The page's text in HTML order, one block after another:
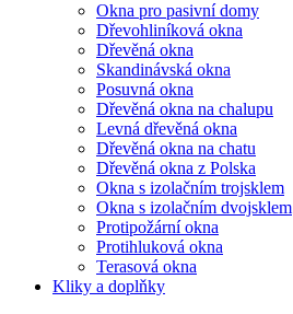
Okna pro pasivní domy
Dřevohliníková okna
Dřevěná okna
Skandinávská okna
Posuvná okna
Dřevěná okna na chalupu
Levná dřevěná okna
Dřevěná okna na chatu
Dřevěná okna z Polska
Okna s izolačním trojsklem
Okna s izolačním dvojsklem
Protipožární okna
Protihluková okna
Terasová okna
Kliky a doplňky